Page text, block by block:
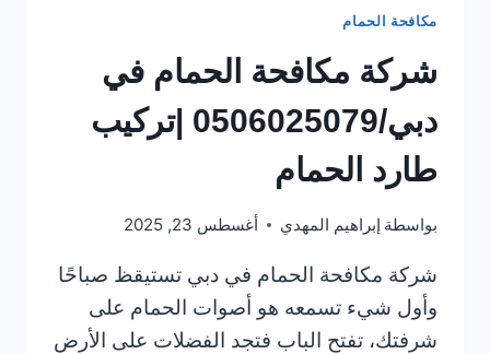
مكافحة الحمام
شركة مكافحة الحمام في
دبي/0506025079 |تركيب
طارد الحمام
بواسطة إبراهيم المهدي أغسطس 23, 2025
شركة مكافحة الحمام في دبي تستيقظ صباحًا
وأول شيء تسمعه هو أصوات الحمام على
شرفتك، تفتح الباب فتجد الفضلات على الأرض